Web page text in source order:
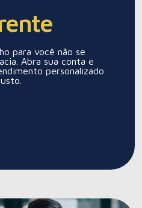
para você não se
Abra sua conta e
personalizado